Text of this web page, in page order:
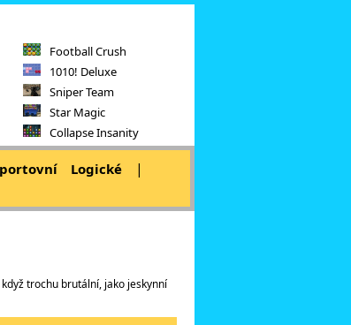
Football Crush
1010! Deluxe
Sniper Team
Star Magic
Collapse Insanity
Logické |
trochu brutální, jako jeskynní